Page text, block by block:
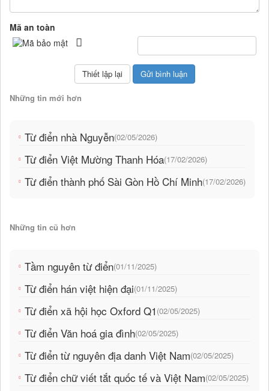
Mã an toàn
Những tin mới hơn
Từ điển nhà Nguyễn(02/05/2026)
Từ điển Việt Mường Thanh Hóa(17/02/2026)
Từ điển thành phố Sài Gòn Hồ Chí Minh(17/02/2026)
Những tin cũ hơn
Tầm nguyên từ điển(01/11/2025)
Từ điển hán việt hiện đại(01/11/2025)
Từ điển xã hội học Oxford Q1 (02/05/2025)
Từ điển Văn hoá gia đình(02/05/2025)
Từ điển từ nguyên địa danh Việt Nam(02/05/2025)
Từ điển chữ viết tắt quốc tế và Việt Nam(02/05/2025)